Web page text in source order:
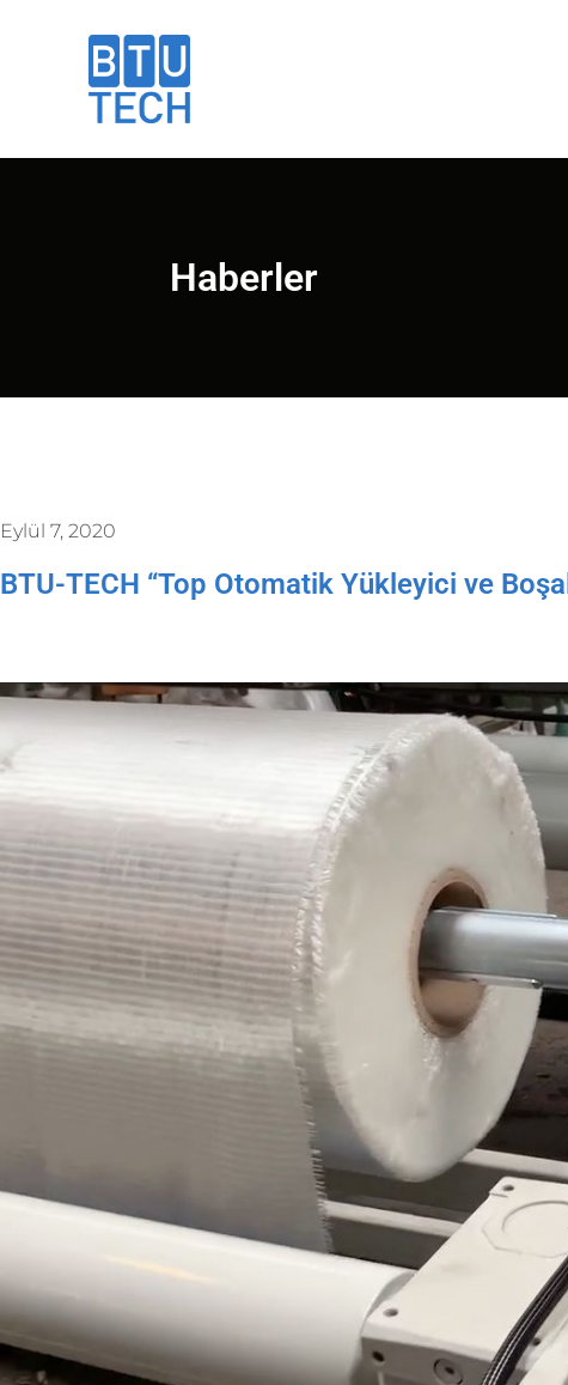
Haberler
Eylül 7, 2020
BTU-TECH “Top Otomatik Yükleyici ve